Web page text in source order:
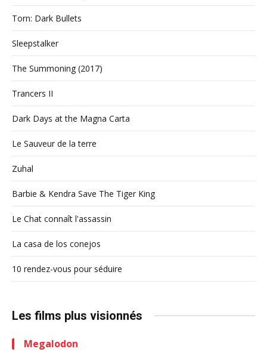
Torn: Dark Bullets
Sleepstalker
The Summoning (2017)
Trancers II
Dark Days at the Magna Carta
Le Sauveur de la terre
Zuhal
Barbie & Kendra Save The Tiger King
Le Chat connaît l'assassin
La casa de los conejos
10 rendez-vous pour séduire
Les films plus visionnés
Megalodon